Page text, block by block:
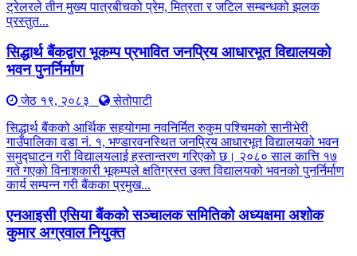
ट्रेलरले तीन मुख्य पात्रबीचको प्रेम, मित्रता र जटिल सम्बन्धको झलक
प्रस्तुत...
सिद्धार्थ बैंकद्वारा भूकम्प प्रभावित जनप्रिय आधारभूत विद्यालयको
भवन पुनर्निर्माण
जेठ १९, २०८३
सेतोपाटी
सिद्धार्थ बैंकको आर्थिक सहयोगमा नवनिर्मित रुकुम पश्चिमको सानीभेरी
गाउँपालिका वडा नं. १, भण्डारवनस्थित जनप्रिय आधारभूत विद्यालयको भवन
समुद्घाटन गरी विद्यालयलाई हस्तान्तरण गरिएको छ। २०८० साल कात्ति १७
गते गएको विनाशकारी भूकम्पले क्षतिग्रस्त उक्त विद्यालयको भवनको पुनर्निर्माण
कार्य सम्पन्न गरी बैंकका प्रमुख...
एनआइसी एसिया बैंकको सञ्चालक समितिको अध्यक्षमा अशोक
कुमार अग्रवाल नियुक्त